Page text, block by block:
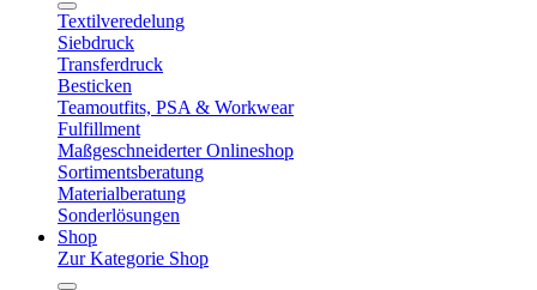
Textilveredelung
Siebdruck
Transferdruck
Besticken
Teamoutfits, PSA & Workwear
Fulfillment
Maßgeschneiderter Onlineshop
Sortimentsberatung
Materialberatung
Sonderlösungen
Shop
Zur Kategorie Shop